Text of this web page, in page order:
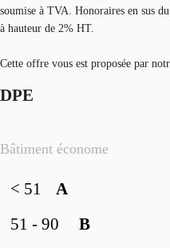
soumise à TVA. Honoraires en sus
à hauteur de 2% HT.
Cette offre vous est proposée par
DPE
Bâtiment économe
A
< 51
B
51 - 90